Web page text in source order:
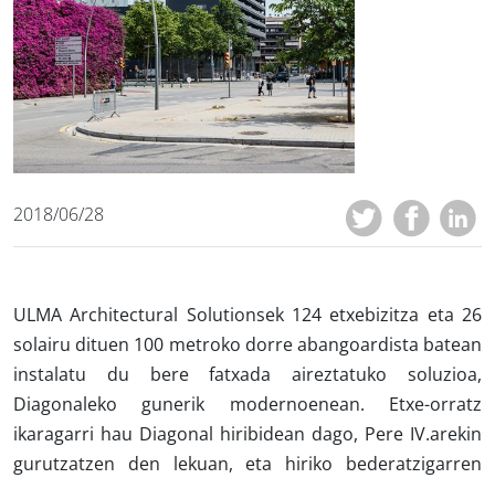
2018/06/28
ULMA Architectural Solutionsek 124 etxebizitza eta 26
solairu dituen 100 metroko dorre abangoardista batean
instalatu du bere fatxada aireztatuko soluzioa,
Diagonaleko gunerik modernoenean. Etxe-orratz
ikaragarri hau Diagonal hiribidean dago, Pere IV.arekin
gurutzatzen den lekuan, eta hiriko bederatzigarren